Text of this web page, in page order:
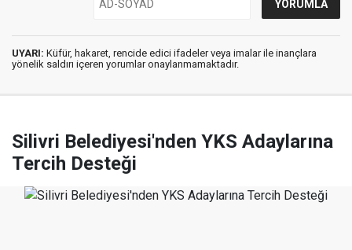
UYARI: Küfür, hakaret, rencide edici ifadeler veya imalar ile inançlara
yönelik saldırı içeren yorumlar onaylanmamaktadır.
Silivri Belediyesi'nden YKS Adaylarına
Tercih Desteği